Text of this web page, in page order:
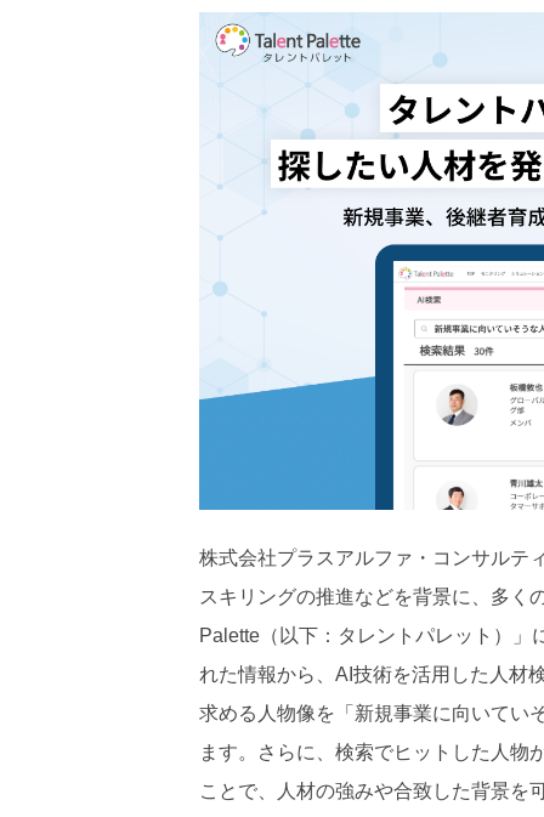
株式会社プラスアルファ・コンサルテ
スキリングの推進などを背景に、多く
Palette（以下：タレントパレット）
れた情報から、AI技術を活用した人材
求める人物像を「新規事業に向いてい
ます。さらに、検索でヒットした人物
ことで、人材の強みや合致した背景を